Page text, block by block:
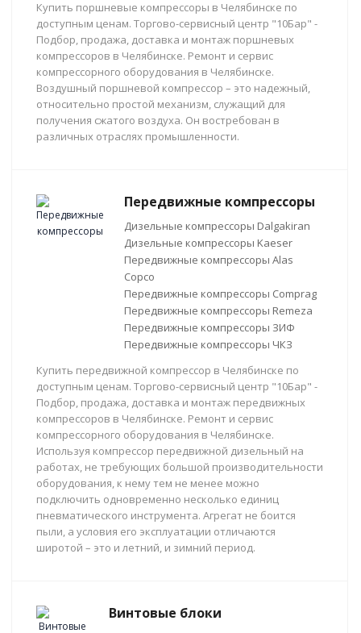
Купить поршневые компрессоры в Челябинске по
доступным ценам. Торгово-сервисный центр "10Бар" -
Подбор, продажа, доставка и монтаж поршневых
компрессоров в Челябинске. Ремонт и сервис
компрессорного оборудования в Челябинске.
Воздушный поршневой компрессор – это надежный,
относительно простой механизм, служащий для
получения сжатого воздуха. Он востребован в
различных отраслях промышленности.
Передвижные компрессоры
Дизельные компрессоры Dalgakiran
Дизельные компрессоры Kaeser
Передвижные компрессоры Alas
Copco
Передвижные компрессоры Comprag
Передвижные компрессоры Remeza
Передвижные компрессоры ЗИФ
Передвижные компрессоры ЧКЗ
Купить передвижной компрессор в Челябинске по
доступным ценам. Торгово-сервисный центр "10Бар" -
Подбор, продажа, доставка и монтаж передвижных
компрессоров в Челябинске. Ремонт и сервис
компрессорного оборудования в Челябинске.
Используя компрессор передвижной дизельный на
работах, не требующих большой производительности
оборудования, к нему тем не менее можно
подключить одновременно несколько единиц
пневматического инструмента. Агрегат не боится
пыли, а условия его эксплуатации отличаются
широтой – это и летний, и зимний период.
Винтовые блоки